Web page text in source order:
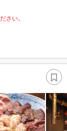
さい。